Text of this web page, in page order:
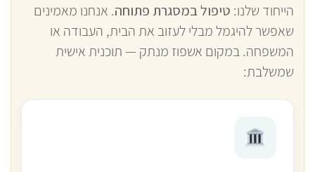
הייחוד שלנו: טיפול במסגרת פתוחה. אנחנו מאמינים
שאפשר להיגמל מבלי לעזוב את הבית, העבודה או
המשפחה. במקום אשפוז מנתק — תוכנית אישית
שמשלבת: